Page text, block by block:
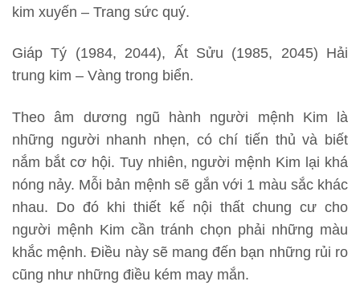
kim xuyến – Trang sức quý.
Giáp Tý (1984, 2044), Ất Sửu (1985, 2045) Hải
trung kim – Vàng trong biển.
Theo âm dương ngũ hành người mệnh Kim là
những người nhanh nhẹn, có chí tiến thủ và biết
nắm bắt cơ hội. Tuy nhiên, người mệnh Kim lại khá
nóng nảy. Mỗi bản mệnh sẽ gắn với 1 màu sắc khác
nhau. Do đó khi thiết kế nội thất chung cư cho
người mệnh Kim cần tránh chọn phải những màu
khắc mệnh. Điều này sẽ mang đến bạn những rủi ro
cũng như những điều kém may mắn.